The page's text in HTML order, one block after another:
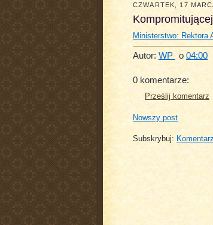
CZWARTEK, 17
Ministerstwo: Rektora
Autor: WP o 04:00
0 komentarze:
Prześlij komentarz
Nowszy post
Subskrybuj: